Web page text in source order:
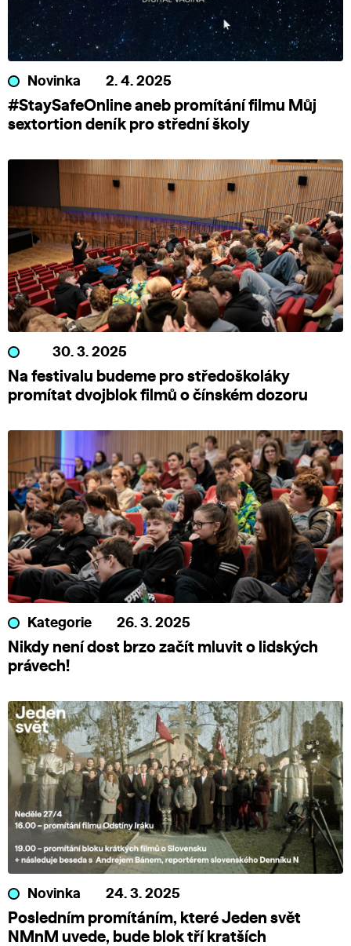
Novinka 2. 4. 2025
#StaySafeOnline aneb promítání filmu Můj
sextortion deník pro střední školy
30. 3. 2025
Na festivalu budeme pro středoškoláky
promítat dvojblok filmů o čínském dozoru
Kategorie 26. 3. 2025
Nikdy není dost brzo začít mluvit o lidských
právech!
Novinka 24. 3. 2025
Posledním promítáním, které Jeden svět
NMnM uvede, bude blok tří kratších